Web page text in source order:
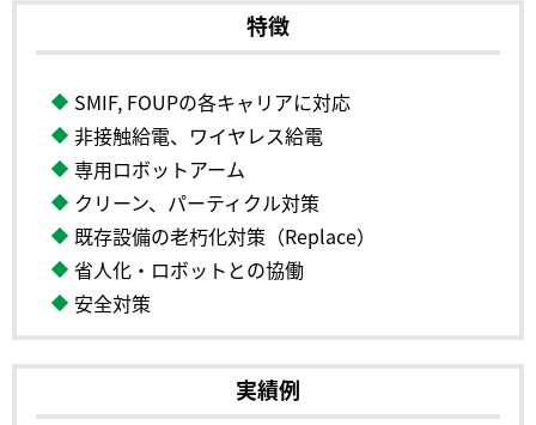
特徴
SMIF, FOUPの各キャリアに対応
非接触給電、ワイヤレス給電
専用ロボットアーム
クリーン、パーティクル対策
既存設備の老朽化対策（Replace）
省人化・ロボットとの協働
安全対策
実績例